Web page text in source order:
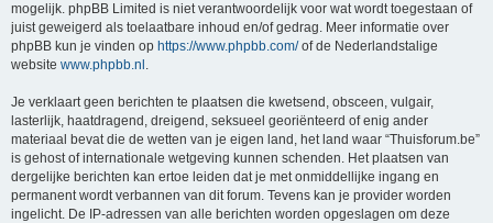
mogelijk. phpBB Limited is niet verantwoordelijk voor wat wordt toegestaan of
juist geweigerd als toelaatbare inhoud en/of gedrag. Meer informatie over
phpBB kun je vinden op https://www.phpbb.com/of de Nederlandstalige
website www.phpbb.nl .
Je verklaart geen berichten te plaatsen die kwetsend, obsceen, vulgair,
lasterlijk, haatdragend, dreigend, seksueel georiënteerd of enig ander
materiaal bevat die de wetten van je eigen land, het land waar “Thuisforum.be”
is gehost of internationale wetgeving kunnen schenden. Het plaatsen van
dergelijke berichten kan ertoe leiden dat je met onmiddellijke ingang en
permanent wordt verbannen van dit forum. Tevens kan je provider worden
ingelicht. De IP-adressen van alle berichten worden opgeslagen om deze